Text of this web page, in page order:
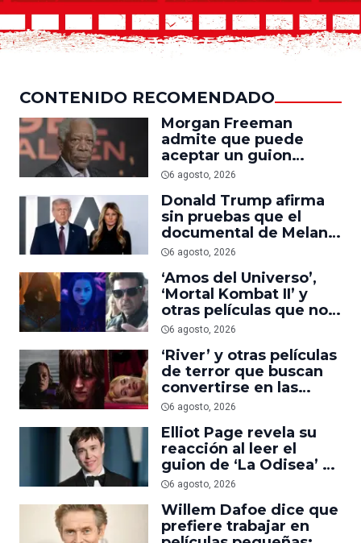
CONTENIDO RECOMENDADO
Morgan Freeman
admite que puede
aceptar un guion
mediocre si le pagan lo
6 agosto, 2026
Donald Trump afirma
sin pruebas que el
documental de Melania
es ‘la película número
6 agosto, 2026
‘Amos del Universo’,
‘Mortal Kombat II’ y
otras películas que no
dominaron la taquilla
streaming
6 agosto, 2026
‘River’ y otras películas
de terror que buscan
convertirse en las
nuevas ‘Obsession’ y
6 agosto, 2026
Elliot Page revela su
reacción al leer el
guion de ‘La Odisea’ y
elogia la forma de
Nolan
6 agosto, 2026
Willem Dafoe dice que
prefiere trabajar en